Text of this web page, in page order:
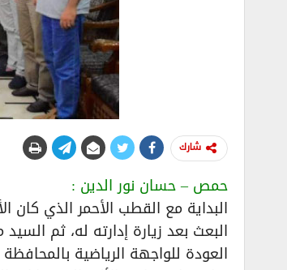
شارك
حمص – حسان نور الدين :
البداية مع القطب الأحمر الذي كان
البعث بعد زيارة إدارته له، ثم
العودة للواجهة الرياضية